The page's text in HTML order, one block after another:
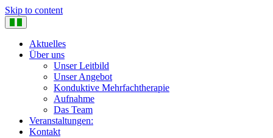
Skip to content
Aktuelles
Über uns
Unser Leitbild
Unser Angebot
Konduktive Mehrfachtherapie
Aufnahme
Das Team
Veranstaltungen:
Kontakt